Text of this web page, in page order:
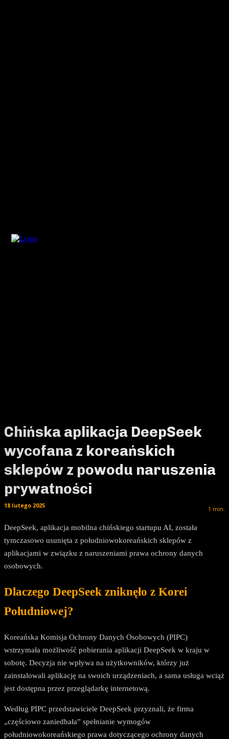
Chińska aplikacja DeepSeek
wycofana z koreańskich
sklepów z powodu naruszenia
prywatności
1 min.
18 lutego 2025
DeepSeek, aplikacja mobilna chińskiego startupu AI, została
tymczasowo usunięta z południowokoreańskich sklepów z
aplikacjami w związku z naruszeniami prawa ochrony danych
osobowych.
Dlaczego DeepSeek zniknęło z Korei
Południowej?
Koreańska Komisja Ochrony Danych Osobowych (PIPC)
wstrzymała możliwość pobierania aplikacji DeepSeek w kraju w
sobotę. Decyzja nie wpływa na użytkowników, którzy już
zainstalowali aplikację na swoich urządzeniach, a sama usługa wciąż
jest dostępna przez przeglądarkę internetową.
Według PIPC przedstawiciele DeepSeek przyznali, że firma
„częściowo zaniedbała” spełnianie wymogów
południowokoreańskiego prawa dotyczącego ochrony danych